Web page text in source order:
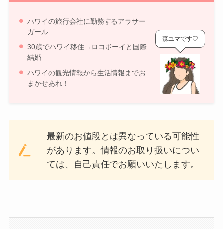
ハワイの旅行会社に勤務するアラサー
ガール
30歳でハワイ移住→ロコボーイと国際
結婚
ハワイの観光情報から生活情報までお
まかせあれ！
森ユマです♡
最新のお値段とは異なっている可能性
があります。情報のお取り扱いについ
ては、自己責任でお願いいたします。